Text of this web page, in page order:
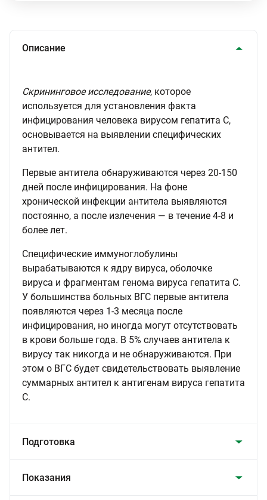
Описание
Скрининговое исследование, которое
используется для установления факта
инфицирования человека вирусом гепатита С,
основывается на выявлении специфических
антител.
Первые антитела обнаруживаются через 20-150
дней после инфицирования. На фоне
хронической инфекции антитела выявляются
постоянно, а после излечения — в течение 4-8 и
более лет.
Специфические иммуноглобулины
вырабатываются к ядру вируса, оболочке
вируса и фрагментам генома вируса гепатита С.
У большинства больных ВГС первые антитела
появляются через 1-3 месяца после
инфицирования, но иногда могут отсутствовать
в крови больше года. В 5% случаев антитела к
вирусу так никогда и не обнаруживаются. При
этом о ВГC будет свидетельствовать выявление
суммарных антител к антигенам вируса гепатита
С.
Подготовка
Показания